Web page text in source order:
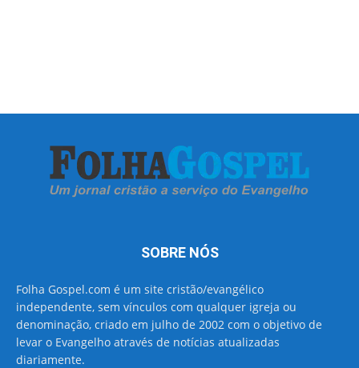
SOBRE NÓS
Folha Gospel.com é um site cristão/evangélico
independente, sem vínculos com qualquer igreja ou
denominação, criado em julho de 2002 com o objetivo de
levar o Evangelho através de notícias atualizadas
diariamente.